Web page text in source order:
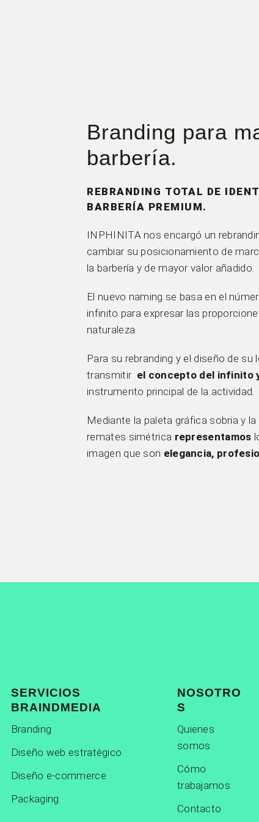
Branding para
barbería.
REBRANDING TOTAL DE
BARBERÍA PREMIUM.
INPHINITA nos encargó un
cambiar su posicionamiento de
la barbería y de mayor valor añadido.
El nuevo naming se basa en el
infinito para expresar las
naturaleza.
Para su rebranding y el diseño de
transmitir el concepto del infinito
instrumento principal de la actividad.
Mediante la paleta gráfica sobria y
remates simétrica representamos
imagen que son elegancia,
SERVICIOS
BRAINDMEDIA
Branding
Diseño web estratégico
Diseño e-commerce
Packaging
NOSOTRO
S
Quienes
somos
Cómo
trabajamos
Contacto